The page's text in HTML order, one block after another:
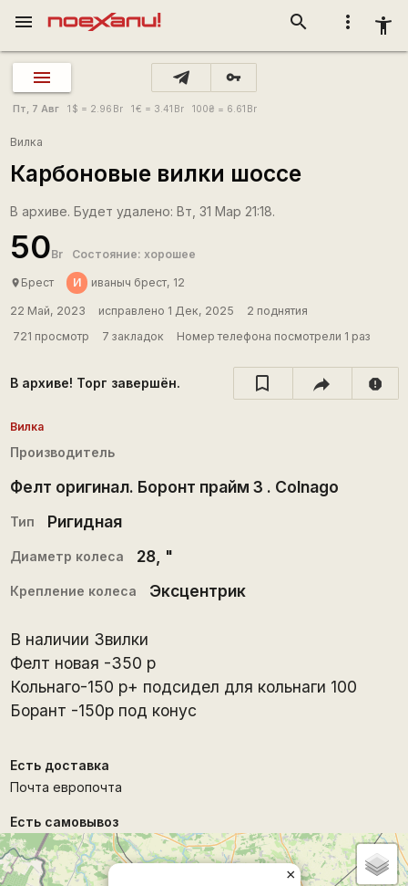
more_vert accessibility_new
search
menu
vpn_key
Пт, 7 Авг 1 $ = 2.96 Br 1€ = 3.41 Br 100₴ = 6.61 Br
Вилка
Карбоновые вилки шоссе
В архиве. Будет удалено: Вт, 31 Мар 21:18.
50Br Состояние: хорошее
place Брест И иваныч брест, 12
22 Май, 2023 исправлено 1 Дек, 2025
2 поднятия
721 просмотр
7 закладок Номер телефона посмотрели 1 раз
В архиве! Торг завершён. report
Вилка
Производитель
Фелт оригинал. Боронт прайм 3 . Colnago
Тип Ригидная
Диаметр колеса 28, "
Крепление колеса Эксцентрик
В наличии 3вилки
Фелт новая -350 р
Кольнаго-150 р+ подсидел для кольнаги 100
Борант -150р под конус
Есть доставка
Почта европочта
Есть самовывоз
×